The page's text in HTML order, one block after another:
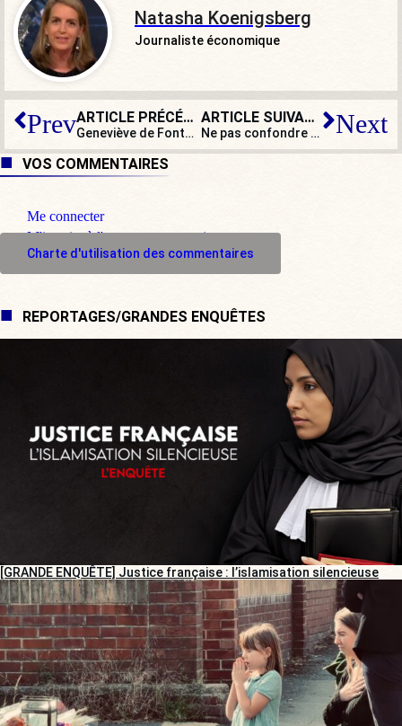
Natasha Koenigsberg
Journaliste économique
Prev ARTICLE PRÉCÉDENT
Geneviève de Fontenay : « Moi, je ne suis pas sûre que Macron finisse son quinquennat »
ARTICLE SUIVANT
Ne pas confondre soins de fin de vie et euthanasie Next
VOS COMMENTAIRES
Me connecter
M'inscrire à l'espace commentaire
Charte d'utilisation des commentaires
REPORTAGES/GRANDES ENQUÊTES
[GRANDE ENQUÊTE] Justice française : l’islamisation silencieuse